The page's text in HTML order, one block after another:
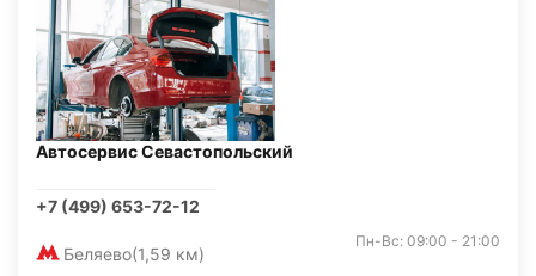
Автосервис Севастопольский
+7 (499) 653-72-12
Беляево(1,59 км)
Пн-Вс: 09:00 - 21:00